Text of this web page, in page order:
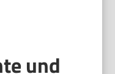
und